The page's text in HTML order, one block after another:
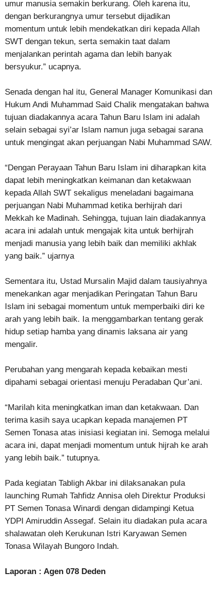
umur manusia semakin berkurang. Oleh karena itu,
dengan berkurangnya umur tersebut dijadikan
momentum untuk lebih mendekatkan diri kepada Allah
SWT dengan tekun, serta semakin taat dalam
menjalankan perintah agama dan lebih banyak
bersyukur.” ucapnya.
Senada dengan hal itu, General Manager Komunikasi dan
Hukum Andi Muhammad Said Chalik mengatakan bahwa
tujuan diadakannya acara Tahun Baru Islam ini adalah
selain sebagai syi’ar Islam namun juga sebagai sarana
untuk mengingat akan perjuangan Nabi Muhammad SAW.
“Dengan Perayaan Tahun Baru Islam ini diharapkan kita
dapat lebih meningkatkan keimanan dan ketakwaan
kepada Allah SWT sekaligus meneladani bagaimana
perjuangan Nabi Muhammad ketika berhijrah dari
Mekkah ke Madinah. Sehingga, tujuan lain diadakannya
acara ini adalah untuk mengajak kita untuk berhijrah
menjadi manusia yang lebih baik dan memiliki akhlak
yang baik.” ujarnya
Sementara itu, Ustad Mursalin Majid dalam tausiyahnya
menekankan agar menjadikan Peringatan Tahun Baru
Islam ini sebagai momentum untuk memperbaiki diri ke
arah yang lebih baik. Ia menggambarkan tentang gerak
hidup setiap hamba yang dinamis laksana air yang
mengalir.
Perubahan yang mengarah kepada kebaikan mesti
dipahami sebagai orientasi menuju Peradaban Qur’ani.
“Marilah kita meningkatkan iman dan ketakwaan. Dan
terima kasih saya ucapkan kepada manajemen PT
Semen Tonasa atas inisiasi kegiatan ini. Semoga melalui
acara ini, dapat menjadi momentum untuk hijrah ke arah
yang lebih baik.” tutupnya.
Pada kegiatan Tabligh Akbar ini dilaksanakan pula
launching Rumah Tahfidz Annisa oleh Direktur Produksi
PT Semen Tonasa Winardi dengan didampingi Ketua
YDPI Amiruddin Assegaf. Selain itu diadakan pula acara
shalawatan oleh Kerukunan Istri Karyawan Semen
Tonasa Wilayah Bungoro Indah.
Laporan : Agen 078 Deden